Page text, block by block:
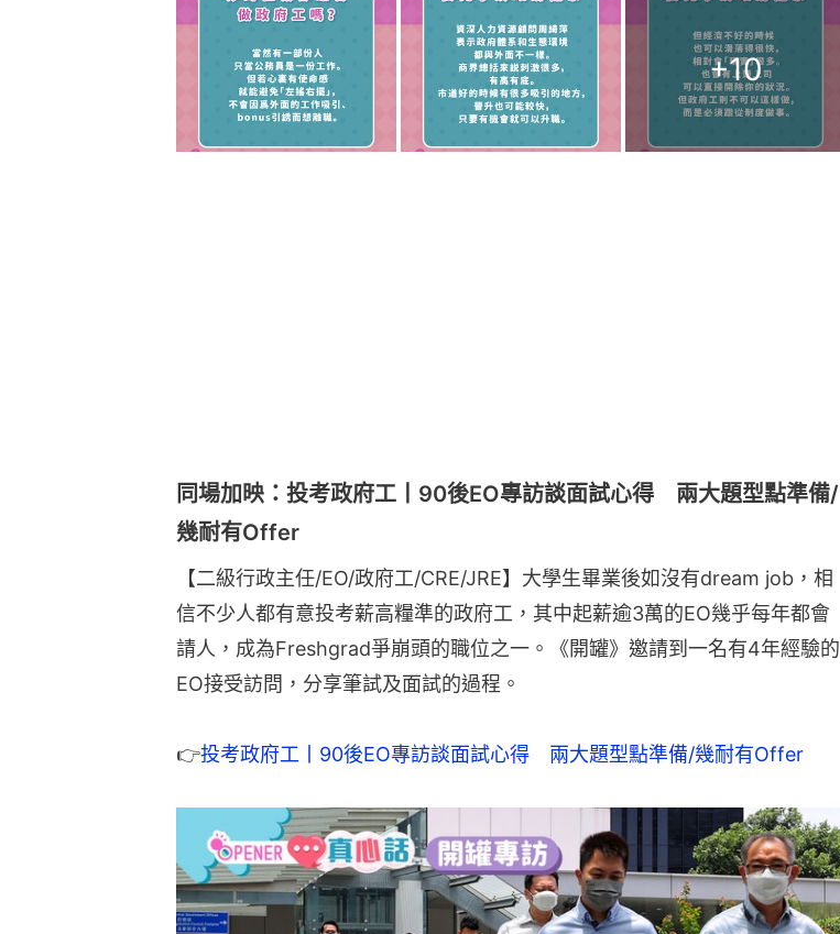
+10
同場加映：投考政府工丨90後EO專訪談面試心得 兩大題型點準備/
幾耐有Offer
【二級行政主任/EO/政府工/CRE/JRE】大學生畢業後如沒有dream job，相
信不少人都有意投考薪高糧準的政府工，其中起薪逾3萬的EO幾乎每年都會
請人，成為Freshgrad爭崩頭的職位之一。《開罐》邀請到一名有4年經驗的
EO接受訪問，分享筆試及面試的過程。
👉投考政府工丨90後EO專訪談面試心得　兩大題型點準備/幾耐有Offer